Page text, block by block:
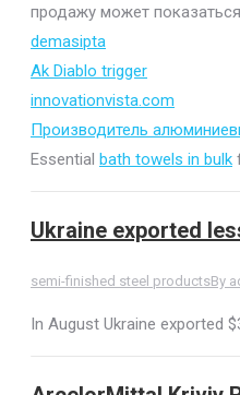
продажу может
demasipta
Ak Diablo trigger
innovationvista.com
Производитель
Essential bath towels in bulk
Ukraine exported
semi-finished steel productsBy
In August Ukraine exported